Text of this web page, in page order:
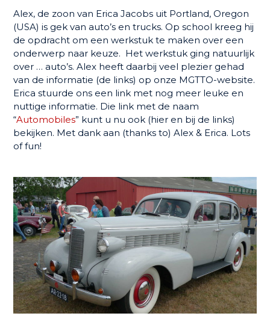
Alex, de zoon van Erica Jacobs uit Portland, Oregon
(USA) is gek van auto’s en trucks. Op school kreeg hij
de opdracht om een werkstuk te maken over een
onderwerp naar keuze. Het werkstuk ging natuurlijk
over … auto’s. Alex heeft daarbij veel plezier gehad
van de informatie (de links) op onze MGTTO-website.
Erica stuurde ons een link met nog meer leuke en
nuttige informatie. Die link met de naam
“Automobiles” kunt u nu ook (hier en bij de links)
bekijken. Met dank aan (thanks to) Alex & Erica. Lots
of fun!